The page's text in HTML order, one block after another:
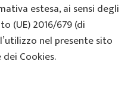
estesa, ai sensi degli
(UE) 2016/679 (di
nel presente sito
Cookies.